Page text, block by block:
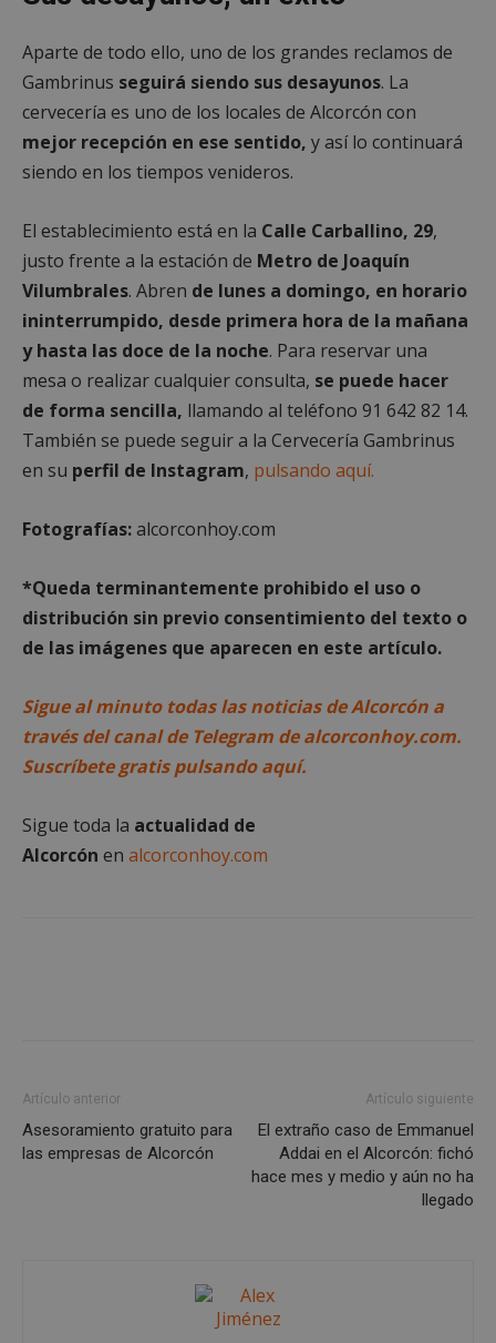
Aparte de todo ello, uno de los grandes reclamos de
Gambrinus seguirá siendo sus desayunos. La
cervecería es uno de los locales de Alcorcón con
mejor recepción en ese sentido, y así lo continuará
siendo en los tiempos venideros.
El establecimiento está en la Calle Carballino, 29,
justo frente a la estación de Metro de Joaquín
Vilumbrales. Abren de lunes a domingo, en horario
ininterrumpido, desde primera hora de la mañana
y hasta las doce de la noche. Para reservar una
mesa o realizar cualquier consulta, se puede hacer
de forma sencilla, llamando al teléfono 91 642 82 14.
También se puede seguir a la Cervecería Gambrinus
en su perfil de Instagram, pulsando aquí.
Fotografías:alcorconhoy.com
*Queda terminantemente prohibido el uso o
distribución sin previo consentimiento del texto o
de las imágenes que aparecen en este artículo.
Sigue al minuto todas las noticias de Alcorcón a
través del canal de Telegram de alcorconhoy.com.
Suscríbete gratis pulsando aquí.
Sigue toda la actualidad de
Alcorcón en alcorconhoy.com
Artículo anterior
Asesoramiento gratuito para
las empresas de Alcorcón
Artículo siguiente
El extraño caso de Emmanuel
Addai en el Alcorcón: fichó
hace mes y medio y aún no ha
llegado
Cookies no clasificadas
Cookies estrictamente necesarias
Cookies de rendimiento
Cookies de preferencias
Cookies de funcionalidad
Cookies no clasificadas
Las cookies estrictamente necesarias permiten la
funcionalidad principal del sitio web, como el
inicio de sesión de usuario y la gestión de cuentas.
El sitio web no se puede utilizar correctamente sin
las cookies estrictamente necesarias.